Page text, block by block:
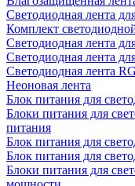
Светодиодная лента
Комплект
Светодиодная лента
Светодиодная лента
Светодиодная лента
Неоновая лента
Блок питания для
Блоки питания для
питания
Блок питания для
Блок питания для
Блоки питания для